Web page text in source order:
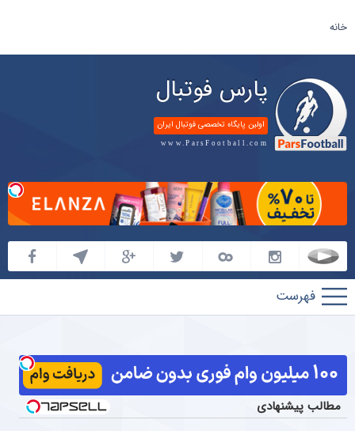
خانه
پارس فوتبال
اولین پایگاه تخصصی فوتبال ایران
www.ParsFootball.com
پارس
فوتبال
مطالب پیشنهادی